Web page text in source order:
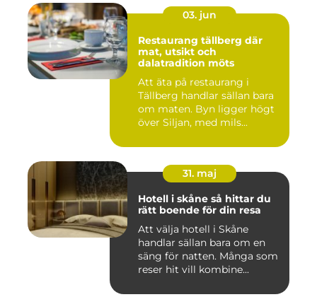
03. jun
Restaurang tällberg där
mat, utsikt och
dalatradition möts
Att äta på restaurang i
Tällberg handlar sällan bara
om maten. Byn ligger högt
över Siljan, med mils...
31. maj
Hotell i skåne så hittar du
rätt boende för din resa
Att välja hotell i Skåne
handlar sällan bara om en
säng för natten. Många som
reser hit vill kombine...